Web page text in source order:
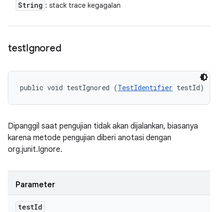
String : stack trace kegagalan
testIgnored
public void testIgnored (TestIdentifier testId)
Dipanggil saat pengujian tidak akan dijalankan, biasanya
karena metode pengujian diberi anotasi dengan
org.junit.Ignore.
Parameter
testId